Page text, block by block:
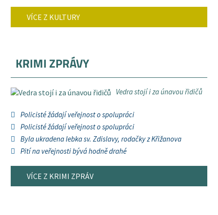
VÍCE Z KULTURY
KRIMI ZPRÁVY
Vedra stojí i za únavou řidičů
Policisté žádají veřejnost o spolupráci
Policisté žádají veřejnost o spolupráci
Byla ukradena lebka sv. Zdislavy, rodačky z Křižanova
Pití na veřejnosti bývá hodně drahé
VÍCE Z KRIMI ZPRÁV